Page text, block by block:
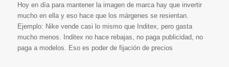
Hoy en día para mantener la imagen de marca hay que invertir
mucho en ella y eso hace que los márgenes se resientan.
Ejemplo: Nike vende casi lo mismo que Inditex, pero gasta
mucho menos. Inditex no hace rebajas, no paga publicidad, no
paga a modelos. Eso es poder de fijación de precios